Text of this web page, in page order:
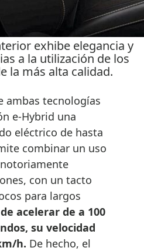
exhibe elegancia y
a la utilización de los
la más alta calidad.
ambas tecnologías
e-Hybrid una
eléctrico de hasta
combinar un uso
con un tacto
para largos
acelerar de a 100
su velocidad
h. De hecho, el